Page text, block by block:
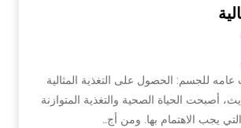
عامه للجسم: الحصول على التغذية المثالية
أصبحت الحياة الصحية والتغذية المتوازنة
يجب الاهتمام بها. ومن أج…